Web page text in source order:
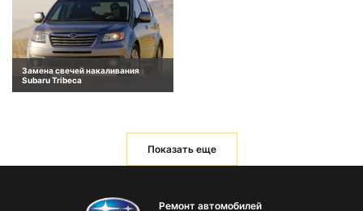
Замена свечей накаливания
Subaru Tribeca
Показать еще
Ремонт автомобилей